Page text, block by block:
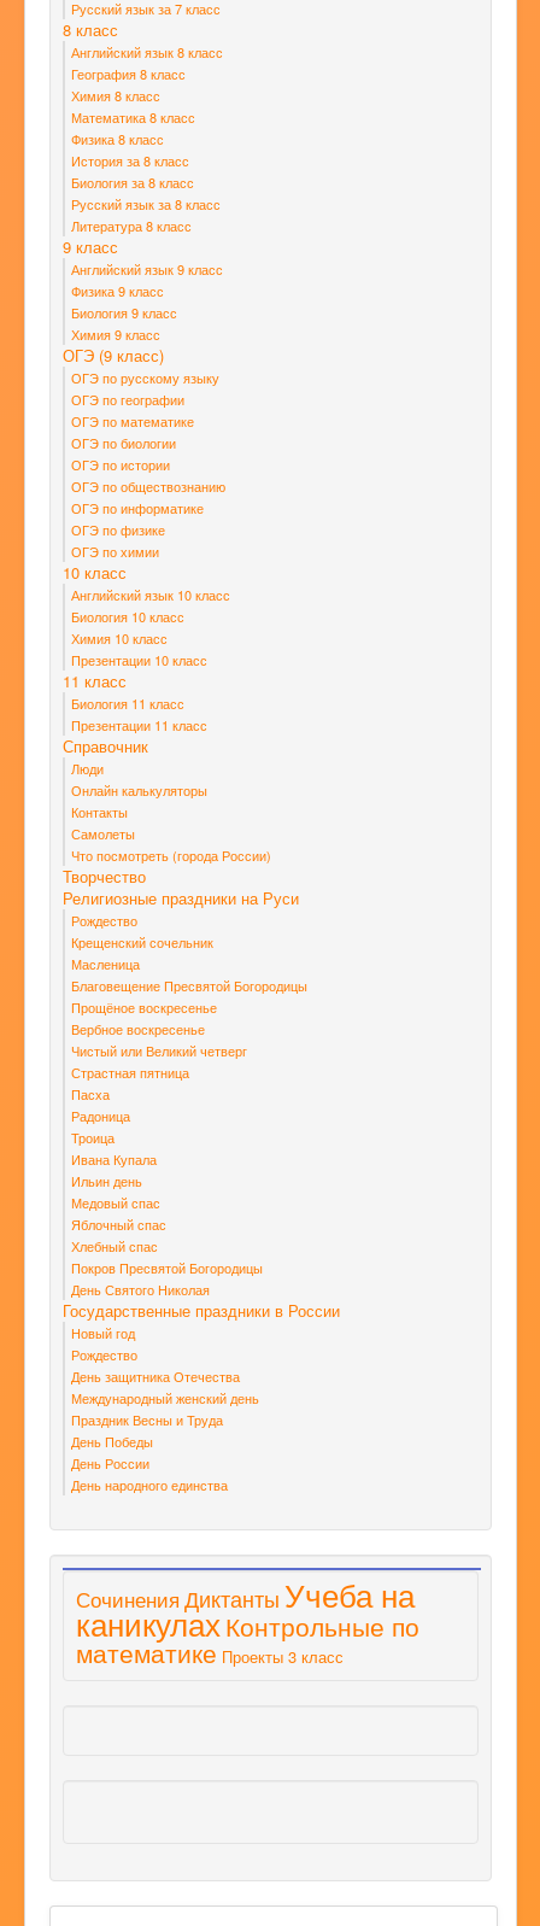
Русский язык за 7 класс
8 класс
Английский язык 8 класс
География 8 класс
Химия 8 класс
Математика 8 класс
Физика 8 класс
История за 8 класс
Биология за 8 класс
Русский язык за 8 класс
Литература 8 класс
9 класс
Английский язык 9 класс
Физика 9 класс
Биология 9 класс
Химия 9 класс
ОГЭ (9 класс)
ОГЭ по русскому языку
ОГЭ по географии
ОГЭ по математике
ОГЭ по биологии
ОГЭ по истории
ОГЭ по обществознанию
ОГЭ по информатике
ОГЭ по физике
ОГЭ по химии
10 класс
Английский язык 10 класс
Биология 10 класс
Химия 10 класс
Презентации 10 класс
11 класс
Биология 11 класс
Презентации 11 класс
Справочник
Люди
Онлайн калькуляторы
Контакты
Самолеты
Что посмотреть (города России)
Творчество
Религиозные праздники на Руси
Рождество
Крещенский сочельник
Масленица
Благовещение Пресвятой Богородицы
Прощёное воскресенье
Вербное воскресенье
Чистый или Великий четверг
Страстная пятница
Пасха
Радоница
Троица
Ивана Купала
Ильин день
Медовый спас
Яблочный спас
Хлебный спас
Покров Пресвятой Богородицы
День Святого Николая
Государственные праздники в России
Новый год
Рождество
День защитника Отечества
Международный женский день
Праздник Весны и Труда
День Победы
День России
День народного единства
Сочинения Диктанты Учеба на
каникулахКонтрольные по
математике Проекты 3 класс